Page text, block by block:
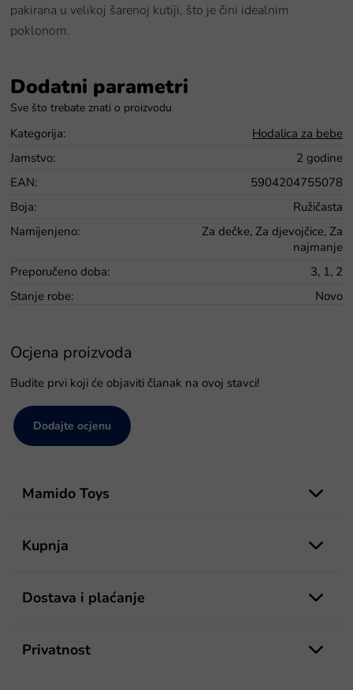
pakirana u velikoj šarenoj kutiji, što je čini idealnim
poklonom.
Dodatni parametri
Kategorija:
Hodalica za bebe
Jamstvo:
2 godine
EAN:
5904204755078
Boja:
Ružičasta
Namijenjeno:
Za dečke, Za djevojčice, Za
najmanje
Preporučeno doba:
3, 1, 2
Stanje robe: Novo
Ocjena proizvoda
Budite prvi koji će objaviti članak na ovoj stavci!
Dodajte ocjenu
Mamido Toys
Kupnja
Dostava i plaćanje
Privatnost